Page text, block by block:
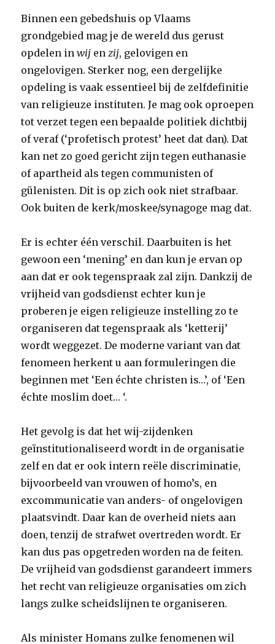
Binnen een gebedshuis op Vlaams
grondgebied mag je de wereld dus gerust
opdelen inwij enzij, gelovigen en
ongelovigen. Sterker nog, een dergelijke
opdeling is vaak essentieel bij de zelfdefinitie
van religieuze instituten. Je mag ook oproepen
tot verzet tegen een bepaalde politiek dichtbij
of veraf (‘profetisch protest’ heet dat dan). Dat
kan net zo goed gericht zijn tegen euthanasie
of apartheid als tegen communisten of
gülenisten. Dit is op zich ook niet strafbaar.
Ook buiten de kerk/moskee/synagoge mag dat.
Er is echter één verschil. Daarbuiten is het
gewoon een ‘mening’ en dan kun je ervan op
aan dat er ook tegenspraak zal zijn. Dankzij de
vrijheid van godsdienst echter kun je
proberen je eigen religieuze instelling zo te
organiseren dat tegenspraak als ‘ketterij’
wordt weggezet. De moderne variant van dat
fenomeen herkent u aan formuleringen die
beginnen met ‘Een échte christen is…’, of ‘Een
échte moslim doet… ‘.
Het gevolg is dat het wij-zijdenken
geïnstitutionaliseerd wordt in de organisatie
zelf en dat er ook intern reële discriminatie,
bijvoorbeeld van vrouwen of homo’s, en
excommunicatie van anders- of ongelovigen
plaatsvindt. Daar kan de overheid niets aan
doen, tenzij de strafwet overtreden wordt. Er
kan dus pas opgetreden worden na de feiten.
De vrijheid van godsdienst garandeert immers
het recht van religieuze organisaties om zich
langs zulke scheidslijnen te organiseren.
Als minister Homans zulke fenomenen wil